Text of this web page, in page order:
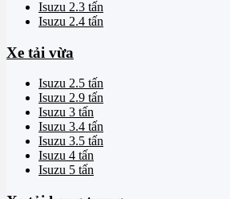
Isuzu 2.3 tấn
Isuzu 2.4 tấn
Xe tải vừa
Isuzu 2.5 tấn
Isuzu 2.9 tấn
Isuzu 3 tấn
Isuzu 3.4 tấn
Isuzu 3.5 tấn
Isuzu 4 tấn
Isuzu 5 tấn